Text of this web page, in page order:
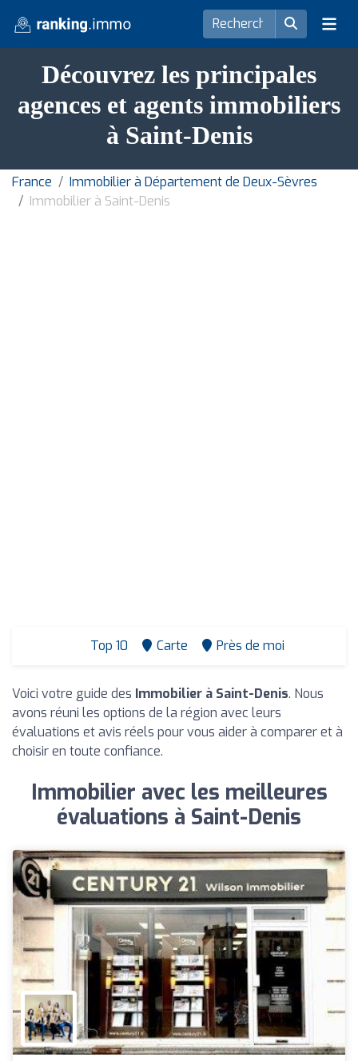
Découvrez les principales
agences et agents immobiliers
à Saint-Denis
France
Immobilier à Département de Deux-Sèvres
Immobilier à Saint-Denis
Top 10 Carte Près de moi
Voici votre guide des Immobilier à Saint-Denis. Nous
avons réuni les options de la région avec leurs
évaluations et avis réels pour vous aider à comparer et à
choisir en toute confiance.
Immobilier avec les meilleures
évaluations à Saint-Denis